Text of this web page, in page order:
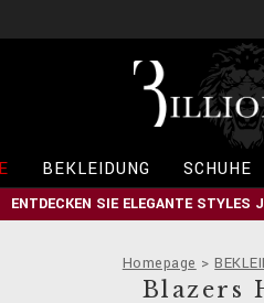
BEKLEIDUNG SCHUHE
ENTDECKEN SIE ELEGANTE
Homepage
Blazers